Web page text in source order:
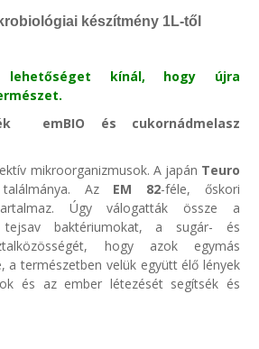
készítmény 1L-től
kínál, hogy újra
emBIO és cukornádmelasz
mikroorganizmusok. A japán Teuro
Az EM 82-féle, őskori
Úgy válogatták össze a
baktériumokat, a sugár- és
hogy azok egymás
a természetben velük együtt élő lények
és az ember létezését segítsék és